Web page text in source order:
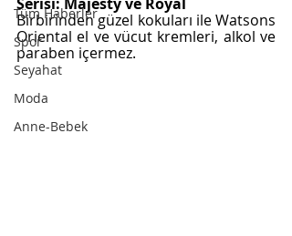
Tüm Haberler
Spor
Seyahat
Moda
Anne-Bebek
Birbirinden güzel kokuları ile Watsons
Oriental el ve vücut kremleri, alkol ve
paraben içermez.